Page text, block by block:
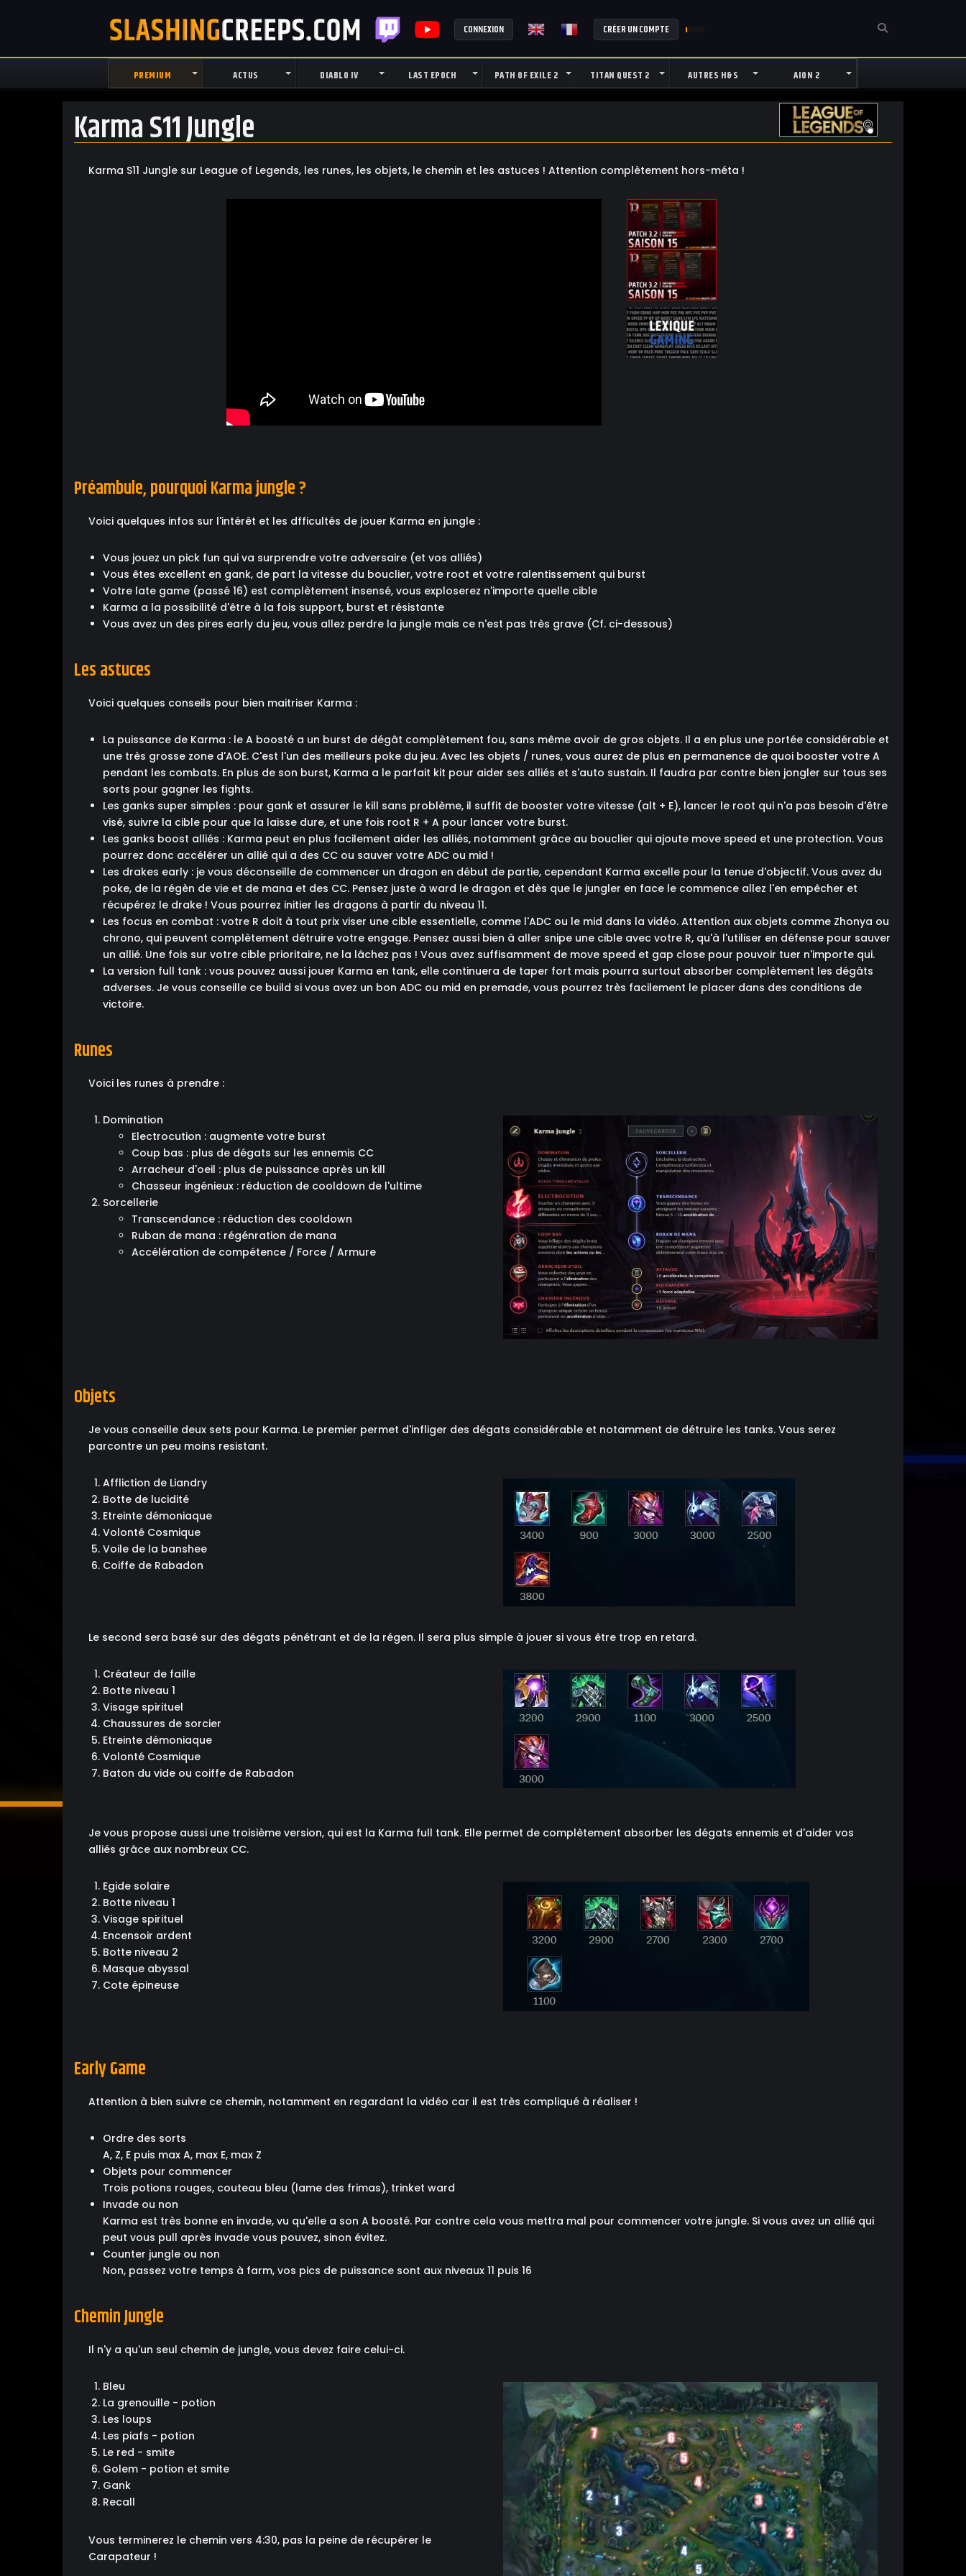
CONNEXION CRÉER UN COMPTE
PREMIUM ACTUS DIABLO IV LAST EPOCH PATH OF EXILE 2 TITAN QUEST 2 AUTRES H&S AION 2
Karma S11 Jungle
Karma S11 Jungle sur League of Legends, les runes, les objets, le chemin et les astuces ! Attention complètement hors-méta !
Préambule, pourquoi Karma jungle ?
Voici quelques infos sur l'intérêt et les dfficultés de jouer Karma en jungle :
Vous jouez un pick fun qui va surprendre votre adversaire (et vos alliés)
Vous êtes excellent en gank, de part la vitesse du bouclier, votre root et votre ralentissement qui burst
Votre late game (passé 16) est complètement insensé, vous exploserez n'importe quelle cible
Karma a la possibilité d'être à la fois support, burst et résistante
Vous avez un des pires early du jeu, vous allez perdre la jungle mais ce n'est pas très grave (Cf. ci-dessous)
Les astuces
Voici quelques conseils pour bien maitriser Karma :
La puissance de Karma : le A boosté a un burst de dégât complètement fou, sans même avoir de gros objets. Il a en plus une portée considérable et
une très grosse zone d'AOE. C'est l'un des meilleurs poke du jeu. Avec les objets / runes, vous aurez de plus en permanence de quoi booster votre A
pendant les combats. En plus de son burst, Karma a le parfait kit pour aider ses alliés et s'auto sustain. Il faudra par contre bien jongler sur tous ses
sorts pour gagner les fights.
Les ganks super simples : pour gank et assurer le kill sans problème, il suffit de booster votre vitesse (alt + E), lancer le root qui n'a pas besoin d'être
visé, suivre la cible pour que la laisse dure, et une fois root R + A pour lancer votre burst.
Les ganks boost alliés : Karma peut en plus facilement aider les alliés, notamment grâce au bouclier qui ajoute move speed et une protection. Vous
pourrez donc accélérer un allié qui a des CC ou sauver votre ADC ou mid !
Les drakes early : je vous déconseille de commencer un dragon en début de partie, cependant Karma excelle pour la tenue d'objectif. Vous avez du
poke, de la régèn de vie et de mana et des CC. Pensez juste à ward le dragon et dès que le jungler en face le commence allez l'en empêcher et
récupérez le drake ! Vous pourrez initier les dragons à partir du niveau 11.
Les focus en combat : votre R doit à tout prix viser une cible essentielle, comme l'ADC ou le mid dans la vidéo. Attention aux objets comme Zhonya ou
chrono, qui peuvent complètement détruire votre engage. Pensez aussi bien à aller snipe une cible avec votre R, qu'à l'utiliser en défense pour sauver
un allié. Une fois sur votre cible prioritaire, ne la lâchez pas ! Vous avez suffisamment de move speed et gap close pour pouvoir tuer n'importe qui.
La version full tank : vous pouvez aussi jouer Karma en tank, elle continuera de taper fort mais pourra surtout absorber complètement les dégâts
adverses. Je vous conseille ce build si vous avez un bon ADC ou mid en premade, vous pourrez très facilement le placer dans des conditions de
victoire.
Runes
Voici les runes à prendre :
Domination
Electrocution : augmente votre burst
Coup bas : plus de dégats sur les ennemis CC
Arracheur d'oeil : plus de puissance après un kill
Chasseur ingénieux : réduction de cooldown de l'ultime
Sorcellerie
Transcendance : réduction des cooldown
Ruban de mana : régénration de mana
Accélération de compétence / Force / Armure
Objets
Je vous conseille deux sets pour Karma. Le premier permet d'infliger des dégats considérable et notamment de détruire les tanks. Vous serez
parcontre un peu moins resistant.
Affliction de Liandry
Botte de lucidité
Etreinte démoniaque
Volonté Cosmique
Voile de la banshee
Coiffe de Rabadon
Le second sera basé sur des dégats pénétrant et de la régen. Il sera plus simple à jouer si vous être trop en retard.
Créateur de faille
Botte niveau 1
Visage spirituel
Chaussures de sorcier
Etreinte démoniaque
Volonté Cosmique
Baton du vide ou coiffe de Rabadon
Je vous propose aussi une troisième version, qui est la Karma full tank. Elle permet de complètement absorber les dégats ennemis et d'aider vos
alliés grâce aux nombreux CC.
Egide solaire
Botte niveau 1
Visage spirituel
Encensoir ardent
Botte niveau 2
Masque abyssal
Cote épineuse
Early Game
Attention à bien suivre ce chemin, notamment en regardant la vidéo car il est très compliqué à réaliser !
Ordre des sorts
A, Z, E puis max A, max E, max Z
Objets pour commencer
Trois potions rouges, couteau bleu (lame des frimas), trinket ward
Invade ou non
Karma est très bonne en invade, vu qu'elle a son A boosté. Par contre cela vous mettra mal pour commencer votre jungle. Si vous avez un allié qui
peut vous pull après invade vous pouvez, sinon évitez.
Counter jungle ou non
Non, passez votre temps à farm, vos pics de puissance sont aux niveaux 11 puis 16
Chemin Jungle
Il n'y a qu'un seul chemin de jungle, vous devez faire celui-ci.
Bleu
La grenouille - potion
Les loups
Les piafs - potion
Le red - smite
Golem - potion et smite
Gank
Recall
Vous terminerez le chemin vers 4:30, pas la peine de récupérer le
Carapateur !